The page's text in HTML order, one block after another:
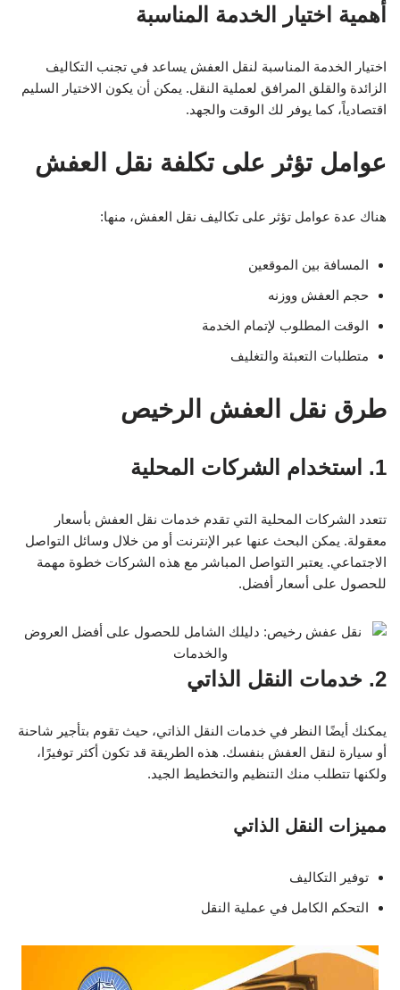
أهمية اختيار الخدمة المناسبة
اختيار الخدمة المناسبة لنقل العفش يساعد في تجنب التكاليف
الزائدة والقلق المرافق لعملية النقل. يمكن أن يكون الاختيار السليم
اقتصادياً، كما يوفر لك الوقت والجهد.
عوامل تؤثر على تكلفة نقل العفش
هناك عدة عوامل تؤثر على تكاليف نقل العفش، منها:
المسافة بين الموقعين
حجم العفش ووزنه
الوقت المطلوب لإتمام الخدمة
متطلبات التعبئة والتغليف
طرق نقل العفش الرخيص
1. استخدام الشركات المحلية
تتعدد الشركات المحلية التي تقدم خدمات نقل العفش بأسعار
معقولة. يمكن البحث عنها عبر الإنترنت أو من خلال وسائل التواصل
الاجتماعي. يعتبر التواصل المباشر مع هذه الشركات خطوة مهمة
للحصول على أسعار أفضل.
2. خدمات النقل الذاتي
يمكنك أيضًا النظر في خدمات النقل الذاتي، حيث تقوم بتأجير شاحنة
أو سيارة لنقل العفش بنفسك. هذه الطريقة قد تكون أكثر توفيرًا،
ولكنها تتطلب منك التنظيم والتخطيط الجيد.
مميزات النقل الذاتي
توفير التكاليف
التحكم الكامل في عملية النقل